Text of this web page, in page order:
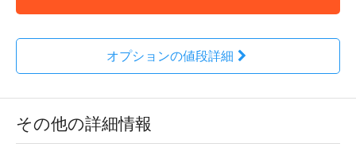
オプションの値段詳細
その他の詳細情報